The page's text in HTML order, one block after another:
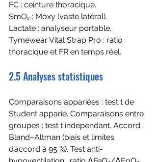
FC : ceinture thoracique.
SmO₂ : Moxy (vaste latéral).
Lactate : analyseur portable.
Tymewear Vital Strap Pro : ratio
thoracique et FR en temps réel.
2.5 Analyses statistiques
Comparaisons appariées : test t de
Student apparié. Comparaisons entre
groupes : test t indépendant. Accord :
Bland–Altman (biais et limites
d’accord à 95 %). Test anti-